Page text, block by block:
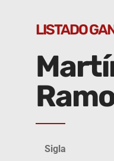
LISTADO
Sigla